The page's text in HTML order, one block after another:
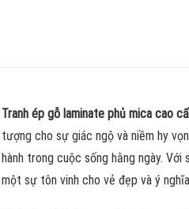
Tranh ép gỗ laminate phủ mica cao
tượng cho sự giác ngộ và niềm hy
hành trong cuộc sống hằng ngày.
một sự tôn vinh cho vẻ đẹp và ý